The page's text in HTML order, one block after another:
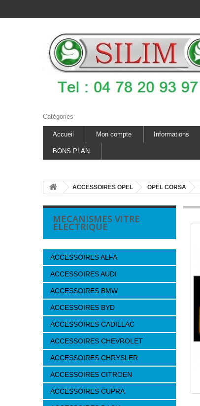
Catégories
Accueil Mon compte Informations
BONS PLAN
ACCESSOIRES OPEL OPEL CORSA
MECANISMES VITRE
ELECTRIQUE
ACCESSOIRES ALFA
ACCESSOIRES AUDI
ACCESSOIRES BMW
ACCESSOIRES BYD
ACCESSOIRES CADILLAC
ACCESSOIRES CHEVROLET
ACCESSOIRES CHRYSLER
ACCESSOIRES CITROEN
ACCESSOIRES CUPRA